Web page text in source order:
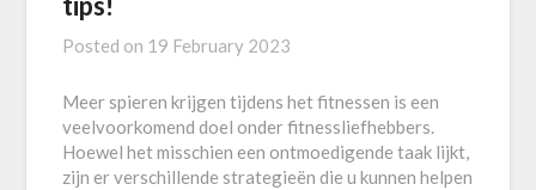
Posted on 19 February 2023
Meer spieren krijgen tijdens het fitnessen is een
veelvoorkomend doel onder fitnessliefhebbers.
Hoewel het misschien een ontmoedigende taak lijkt,
zijn er verschillende strategieën die u kunnen helpen